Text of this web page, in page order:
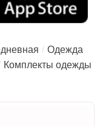
Одежда
Комплекты одежды